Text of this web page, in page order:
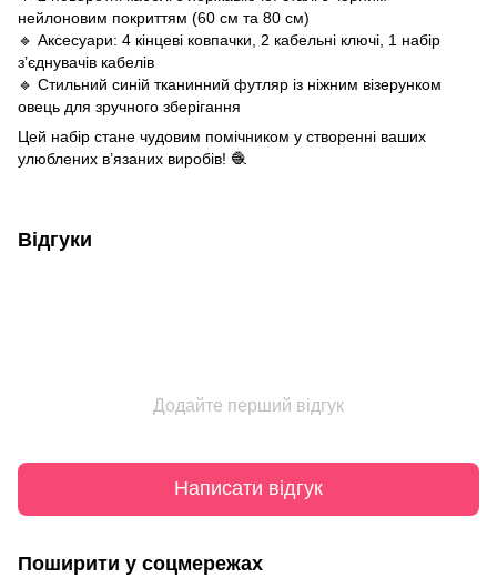
нейлоновим покриттям (60 см та 80 см)
🔹 Аксесуари: 4 кінцеві ковпачки, 2 кабельні ключі, 1 набір
з’єднувачів кабелів
🔹 Стильний синій тканинний футляр із ніжним візерунком
овець для зручного зберігання
Цей набір стане чудовим помічником у створенні ваших
улюблених в’язаних виробів! 🧶
Відгуки
Додайте перший відгук
Написати відгук
Поширити у соцмережах